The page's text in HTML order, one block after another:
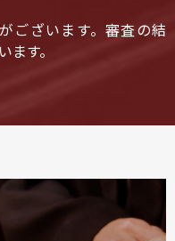
ございます。審査の結
ます。